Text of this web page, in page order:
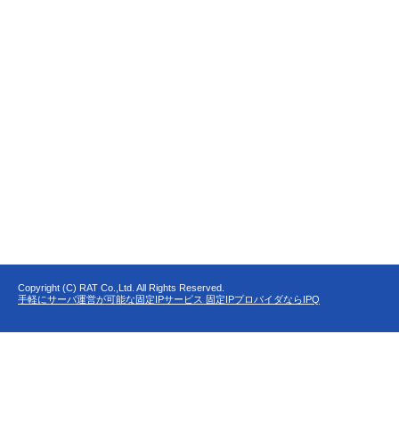
Copyright (C) RAT Co.,Ltd. All Rights Reserved.
手軽にサーバ運営が可能な固定IPサービス 固定IPプロバイダならIPQ